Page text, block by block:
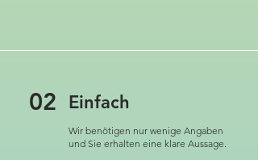
02 Einfach
Wir benötigen nur wenige Angaben
und Sie erhalten eine klare Aussage.